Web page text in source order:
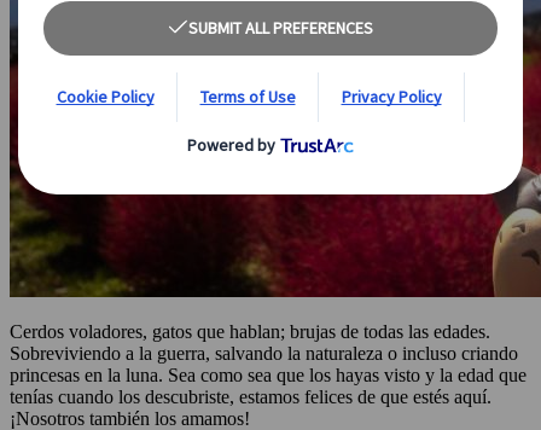
Cerdos voladores, gatos que hablan; brujas de todas las edades.
Sobreviviendo a la guerra, salvando la naturaleza o incluso criando
princesas en la luna. Sea como sea que los hayas visto y la edad que
tenías cuando los descubriste, estamos felices de que estés aquí.
¡Nosotros también los amamos!